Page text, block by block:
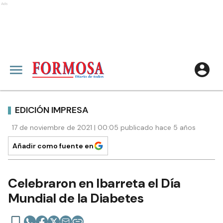
Ads
EDICIÓN IMPRESA
17 de noviembre de 2021 | 00:05 publicado hace 5 años
Añadir como fuente en
Celebraron en Ibarreta el Día
Mundial de la Diabetes